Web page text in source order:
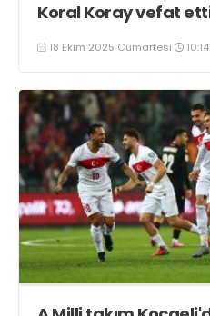
Koral Koray vefat
18 Ekim 2025 Cumartesi 10:14